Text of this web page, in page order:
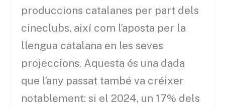
produccions catalanes per part dels
cineclubs, així com l’aposta per la
llengua catalana en les seves
projeccions. Aquesta és una dada
que l’any passat també va créixer
notablement: si el 2024, un 17% dels